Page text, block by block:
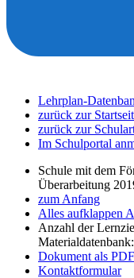
Lehrplan-
zurück zur
zurück zur
Im Schulportal
Schule mit dem
Überarbeitung
zum Anfang
Alles aufklappen
Anzahl der
Dokument als
Kontaktformular